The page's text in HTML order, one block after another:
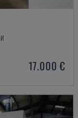
17.000 €